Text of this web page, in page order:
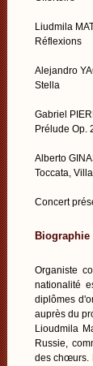
Liudmila
Réflexions
Alejandro
Stella
Gabriel
Prélude Op.
Alberto
Toccata,
Concert
Biographie
Organiste
nationalité
diplômes
auprès du
Lioudmila
Russie,
des chœurs.